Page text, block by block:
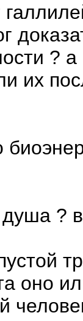
?
их
душа ?
оно